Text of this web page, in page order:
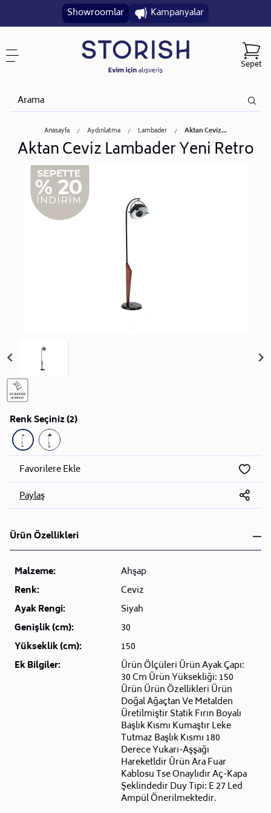
Showroomlar Kampanyalar
Sepet
Anasayfa Aydınlatma Lambader Aktan Ceviz...
Aktan Ceviz Lambader Yeni Retro
Renk Seçiniz (2)
Favorilere Ekle
Paylaş
Ürün Özellikleri
Malzeme:
Ahşap
Renk:
Ceviz
Ayak Rengi:
Siyah
Genişlik (cm):
30
Yükseklik (cm):
150
Ek Bilgiler:
Ürün Ölçüleri Ürün Ayak Çapı:
30 Cm Ürün Yüksekliği: 150
Ürün Ürün Özellikleri Ürün
Doğal Ağaçtan Ve Metalden
Üretilmiştir Statik Fırın Boyalı
Başlık Kısmı Kumaştır Leke
Tutmaz Başlık Kısmı 180
Derece Yukarı-Aşşağı
Hareketldir Ürün Ara Fuar
Kablosu Tse Onaylıdır Aç-Kapa
Şeklindedir Duy Tipi: E 27 Led
Ampül Önerilmektedir.